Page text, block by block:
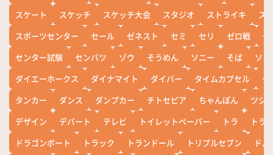
スケート
スケッチ スケッチ大会 スタジオ ストライキ
ス
スポーツセンター
セール ゼネスト セミ セリ ゼロ戦
ぜ
センター試験
センバツ ゾウ そうめん ソニー そば
ソ
ダイエーホークス
ダイナマイト ダイバー タイムカプセル
タ
タンカー
ダンス ダンプカー チトセピア ちゃんぽん
ツシ
デザイン
デパート テレビ トイレットペーパー トラ
トラ
ドラゴンボート
トラック トランドール トリプルセブン
ド